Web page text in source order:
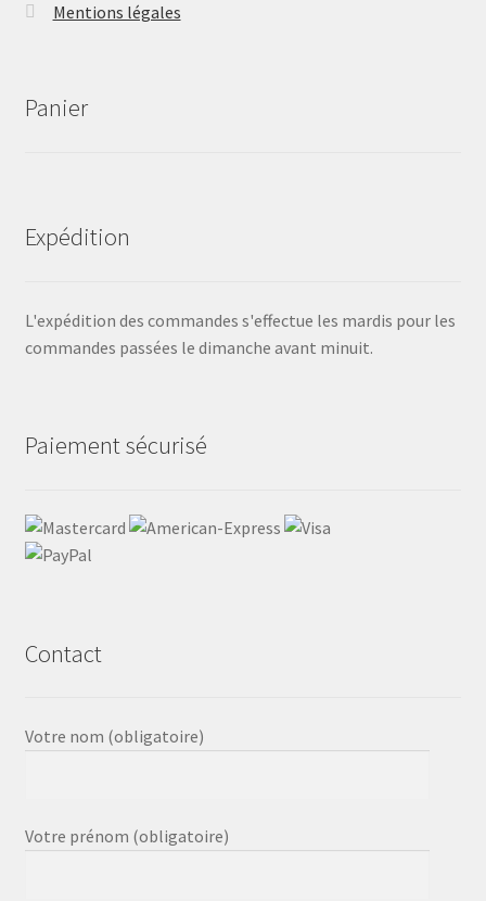
Mentions légales
Panier
Expédition
L'expédition des commandes s'effectue les mardis pour les
commandes passées le dimanche avant minuit.
Paiement sécurisé
Contact
Votre nom (obligatoire)
Votre prénom (obligatoire)